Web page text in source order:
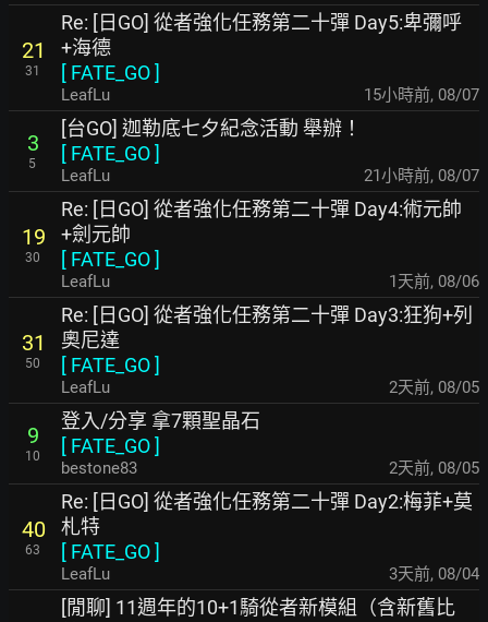
21
31
Re: [日GO] 從者強化任務第二十彈 Day5:卑彌呼
+海德
[ FATE_GO]
LeafLu 15小時前, 08/07
3
5
[台GO] 迦勒底七夕紀念活動 舉辦！
[ FATE_GO]
LeafLu 21小時前, 08/07
19
30
Re: [日GO] 從者強化任務第二十彈 Day4:術元帥
+劍元帥
[ FATE_GO]
LeafLu 1天前, 08/06
31
50
Re: [日GO] 從者強化任務第二十彈 Day3:狂狗+列
奧尼達
[ FATE_GO]
LeafLu 2天前, 08/05
9
10
登入/分享 拿7顆聖晶石
[ FATE_GO]
bestone83 2天前, 08/05
40
63
Re: [日GO] 從者強化任務第二十彈 Day2:梅菲+莫
札特
[ FATE_GO]
LeafLu 3天前, 08/04
[閒聊] 11週年的10+1騎從者新模組（含新舊比